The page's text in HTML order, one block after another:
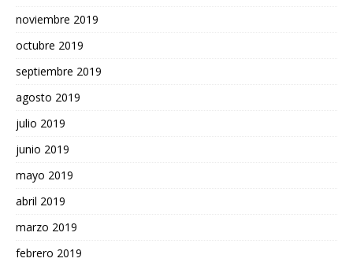
noviembre 2019
octubre 2019
septiembre 2019
agosto 2019
julio 2019
junio 2019
mayo 2019
abril 2019
marzo 2019
febrero 2019